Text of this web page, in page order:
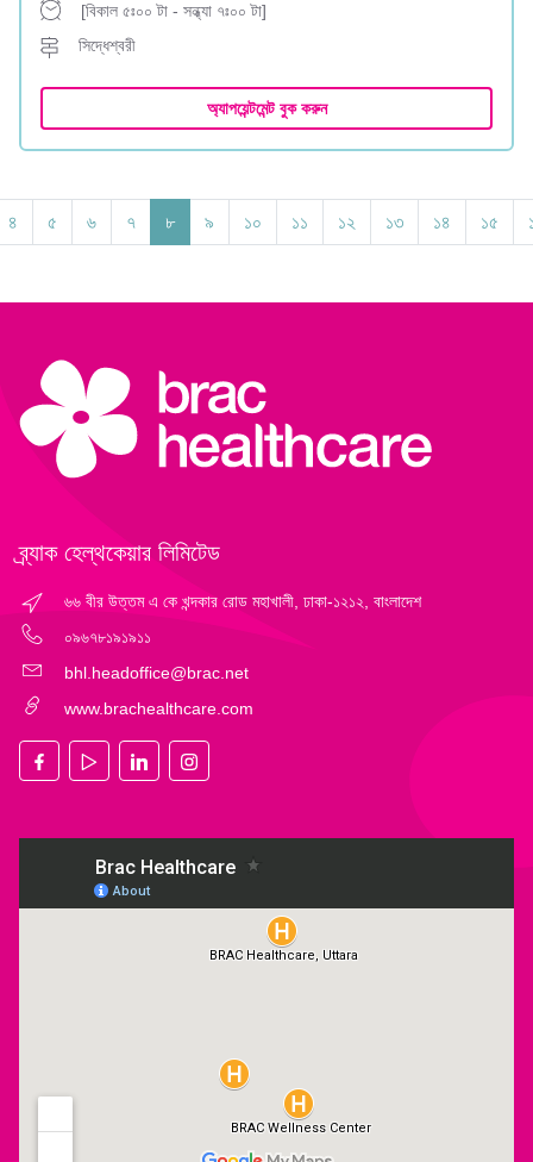
[বিকাল ৫ঃ০০ টা - সন্ধ্যা ৭ঃ০০ টা]
সিদ্ধেশ্বরী
অ্যাপয়েন্টমেন্ট বুক করুন
৪ ৫ ৬ ৭ ৮ ৯ ১০ ১১ ১২ ১৩ ১৪ ১৫
ব্র্যাক হেল্‌থকেয়ার লিমিটেড
৬৬ বীর উত্তম এ কে খন্দকার রোড মহাখালী, ঢাকা-১২১২, বাংলাদেশ
০৯৬৭৮১৯১৯১১
bhl.headoffice@brac.net
www.brachealthcare.com